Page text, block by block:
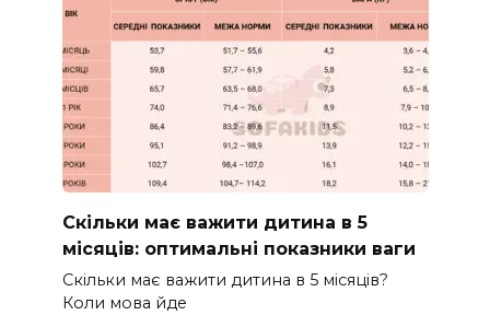
Скільки має важити дитина в 5
місяців: оптимальні показники ваги
Скільки має важити дитина в 5 місяців?
Коли мова йде